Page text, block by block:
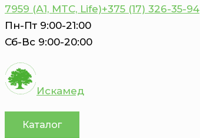
7959 (А1, MTC, Life)+375 (17) 326-35-94
Пн-Пт 9:00-21:00
Сб-Вс 9:00-20:00
Искамед
Каталог